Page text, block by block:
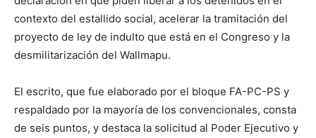
contexto del estallido social, acelerar la tramitación del
proyecto de ley de indulto que está en el Congreso y la
desmilitarización del Wallmapu.
El escrito, que fue elaborado por el bloque FA-PC-PS y
respaldado por la mayoría de los convencionales, consta
de seis puntos, y destaca la solicitud al Poder Ejecutivo y